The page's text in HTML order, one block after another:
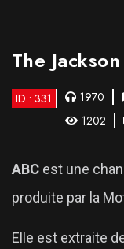
The
ID : 331 1970
1202
ABC est une
produite par la
Elle est extraite